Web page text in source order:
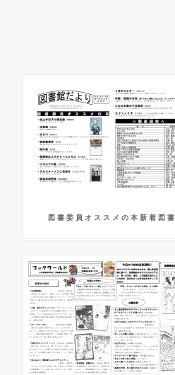
図 書 委 員 オ ス ス メ の 本 新 着 図 書